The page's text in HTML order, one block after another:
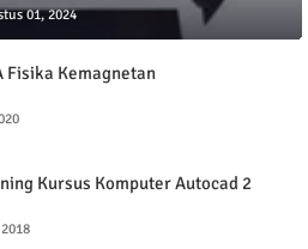
01, 2024
Fisika Kemagnetan
Kursus Komputer Autocad 2